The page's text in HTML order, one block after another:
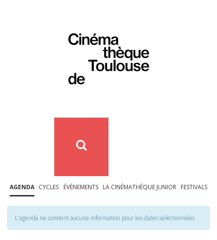
AGENDA CYCLES ÉVÉNEMENTS LA CINÉMATHÈQUE JUNIOR FESTIVALS
L'agenda ne contient aucune information pour les dates selectionnées